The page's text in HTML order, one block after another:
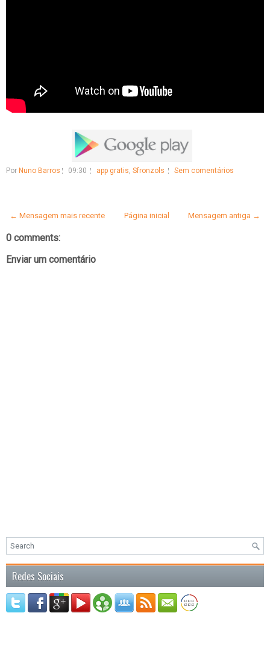
Por Nuno Barros 09:30 app gratis, Sfronzols Sem comentários
← Mensagem mais recente Mensagem antiga →
Página inicial
0 comments:
Enviar um comentário
Redes Sociais